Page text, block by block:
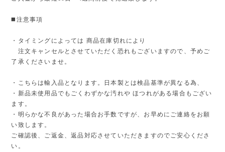
◼️注意事項
・タイミングによっては 商品在庫切れにより
注文キャンセルとさせていただく恐れもございますので、予めご
了承くださいませ。
・こちらは輸入品となります。日本製とは検品基準が異なる為、
・新品未使用品でもごくわずかな汚れや ほつれがある場合もござい
ます。
・明らかな不良があった場合お手数ですが、お早めにご連絡をお願
い致します。
ご確認後、ご返金、返品対応させていただきますのでご安心くださ
い。